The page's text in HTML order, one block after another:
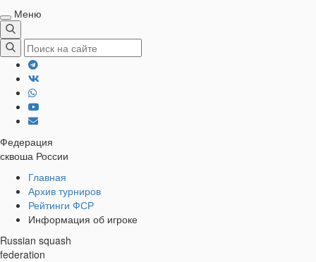
Меню
Федерация
сквоша России
Хлебные
крошки
Главная
Архив турниров
Рейтинги ФСР
Информация об игроке
Russian squash
federation